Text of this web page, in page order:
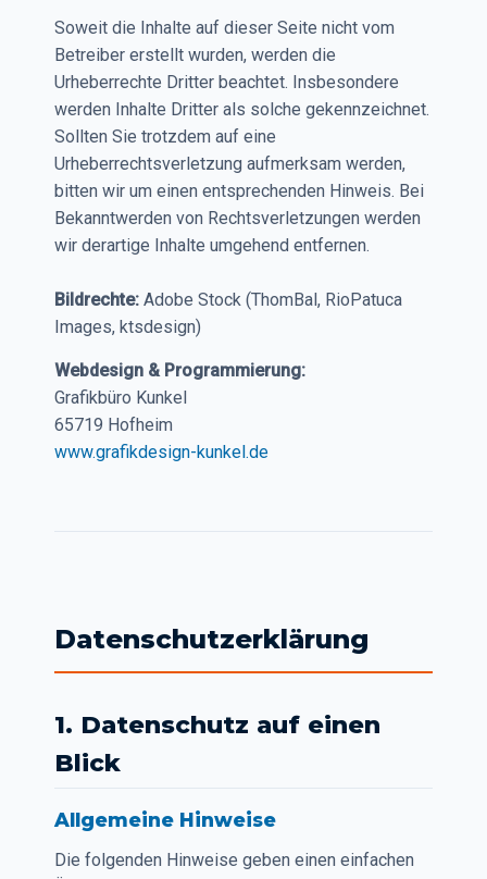
Soweit die Inhalte auf dieser Seite nicht vom
Betreiber erstellt wurden, werden die
Urheberrechte Dritter beachtet. Insbesondere
werden Inhalte Dritter als solche gekennzeichnet.
Sollten Sie trotzdem auf eine
Urheberrechtsverletzung aufmerksam werden,
bitten wir um einen entsprechenden Hinweis. Bei
Bekanntwerden von Rechtsverletzungen werden
wir derartige Inhalte umgehend entfernen.
Bildrechte: Adobe Stock (ThomBal, RioPatuca
Images, ktsdesign)
Webdesign & Programmierung:
Grafikbüro Kunkel
65719 Hofheim
www.grafikdesign-kunkel.de
Datenschutzerklärung
1. Datenschutz auf einen
Blick
Allgemeine Hinweise
Die folgenden Hinweise geben einen einfachen